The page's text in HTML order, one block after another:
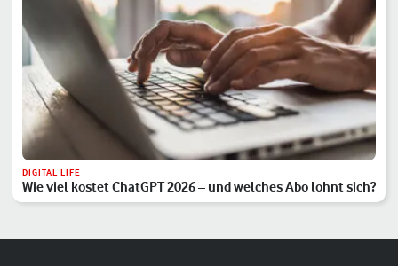
DIGITAL LIFE
Wie viel kostet ChatGPT 2026 – und welches Abo lohnt sich?